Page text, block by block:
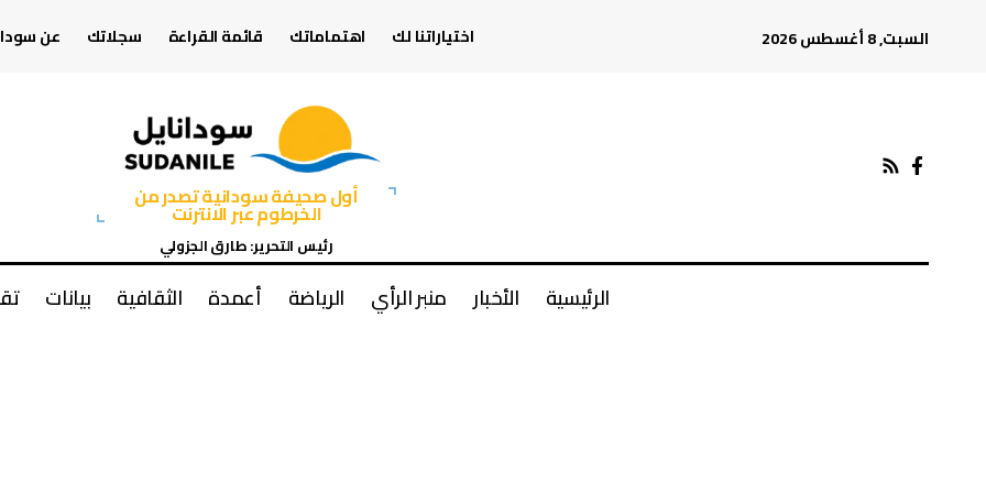
السبت, 8 أغسطس 2026 اختياراتنا لك اهتماماتك قائمة القراءة سجلاتك عن
أول صحيفة سودانية تصدر من
الخرطوم عبر الانترنت
رئيس التحرير: طارق الجزولي
الرئيسية الأخبار منبر الرأي الرياضة أعمدة الثقافية بيانات